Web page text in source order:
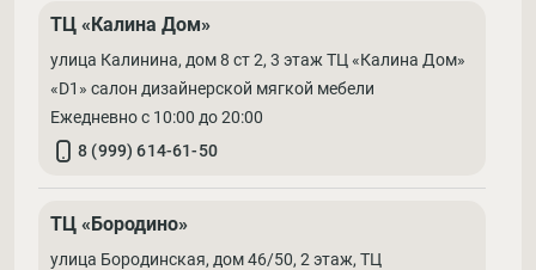
ТЦ «Калина Дом»
улица Калинина, дом 8 ст 2, 3 этаж ТЦ «Калина Дом»
«D1» салон дизайнерской мягкой мебели
Ежедневно с 10:00 до 20:00
8 (999) 614-61-50
ТЦ «Бородино»
улица Бородинская, дом 46/50, 2 этаж, ТЦ